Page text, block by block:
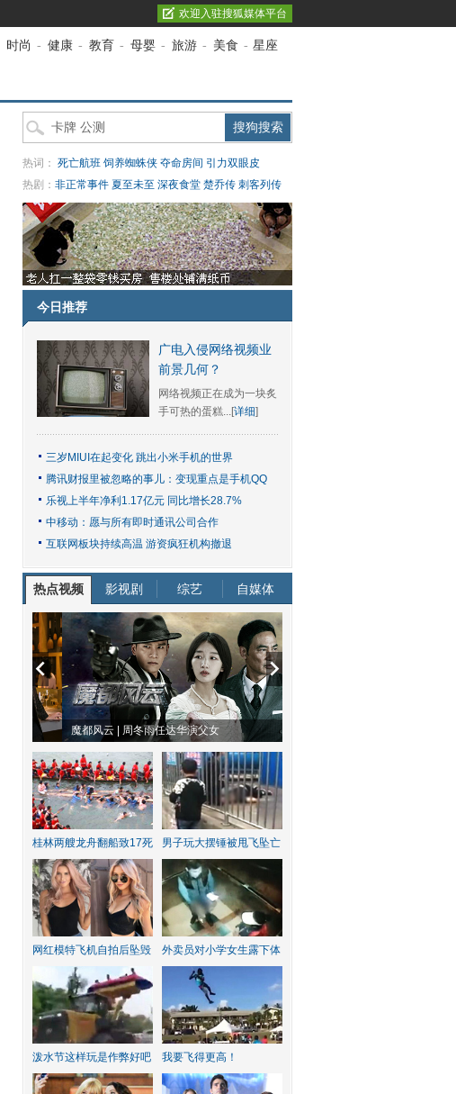
欢迎入驻搜狐媒体平台
时尚 - 健康 - 教育 - 母婴 - 旅游 - 美食 - 星座
热词： 死亡航班 饲养蜘蛛侠 夺命房间 引力双眼皮
热剧： 非正常事件 夏至未至 深夜食堂 楚乔传 刺客列传
今日推荐
广电入侵网络视频业
前景几何？
网络视频正在成为一块炙
手可热的蛋糕...[详细]
三岁MIUI在起变化 跳出小米手机的世界
腾讯财报里被忽略的事儿：变现重点是手机QQ
乐视上半年净利1.17亿元 同比增长28.7%
中移动：愿与所有即时通讯公司合作
互联网板块持续高温 游资疯狂机构撤退
热点视频 影视剧 综艺 自媒体
动物系恋人啊 | 钟欣潼体验爱情哲学
桂林两艘龙舟翻船致17死 男子玩大摆锤被甩飞坠亡
网红模特飞机自拍后坠毁 外卖员对小学女生露下体
泼水节这样玩是作弊好吧 我要飞得更高！